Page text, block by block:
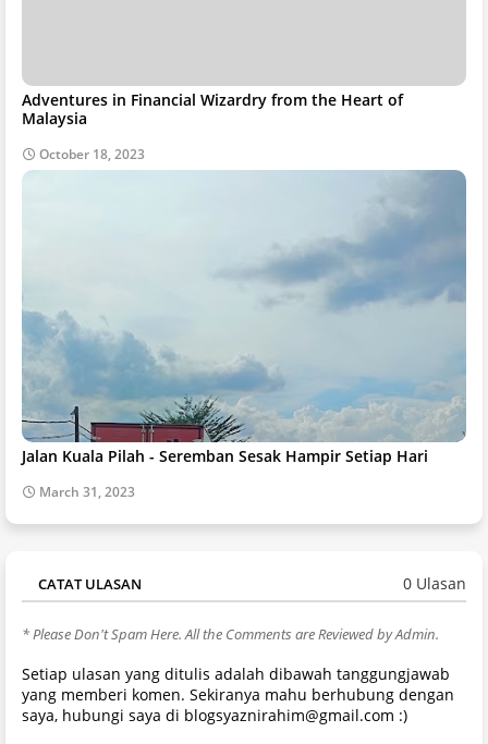
Adventures in Financial Wizardry from the Heart of
Malaysia
October 18, 2023
Jalan Kuala Pilah - Seremban Sesak Hampir Setiap Hari
March 31, 2023
CATAT ULASAN 0 Ulasan
* Please Don't Spam Here. All the Comments are Reviewed by Admin.
Setiap ulasan yang ditulis adalah dibawah tanggungjawab
yang memberi komen. Sekiranya mahu berhubung dengan
saya, hubungi saya di blogsyaznirahim@gmail.com :)